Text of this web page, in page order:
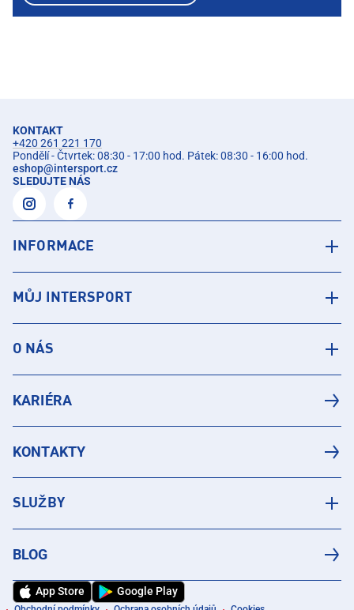
KONTAKT
+420 261 221 170
Pondělí - Čtvrtek: 08:30 - 17:00 hod. Pátek: 08:30 - 16:00 hod.
eshop@intersport.cz
SLEDUJTE NÁS
INFORMACE
MŮJ INTERSPORT
O NÁS
KARIÉRA
KONTAKTY
SLUŽBY
BLOG
App Store Google Play